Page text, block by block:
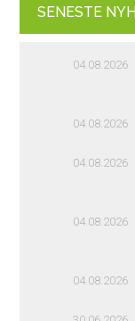
SENESTE
04.08.2026
04.08.2026
04.08.2026
04.08.2026
04.08.2026